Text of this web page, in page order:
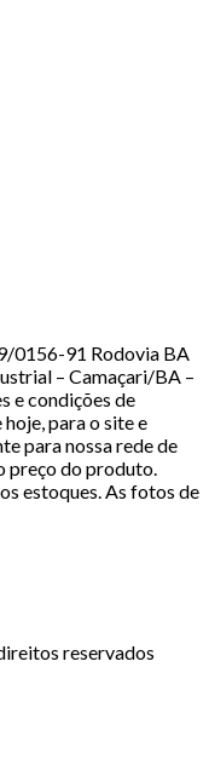
0156-91 Rodovia BA
– Camaçari/BA –
e condições de
para o site e
para nossa rede de
preço do produto.
estoques. As fotos de
reservados